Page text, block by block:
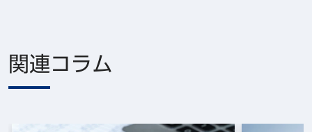
関連コラム